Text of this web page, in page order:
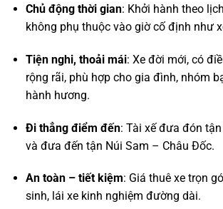
Chủ động thời gian: Khởi hành theo
không phụ thuộc vào giờ cố định như
Tiện nghi, thoải mái: Xe đời mới, có
rộng rãi, phù hợp cho gia đình, nhóm
hành hương.
Đi thẳng điểm đến: Tài xế đưa đón
và đưa đến tận Núi Sam – Châu Đốc.
An toàn – tiết kiệm: Giá thuê xe trọn
sinh, lái xe kinh nghiệm đường dài.